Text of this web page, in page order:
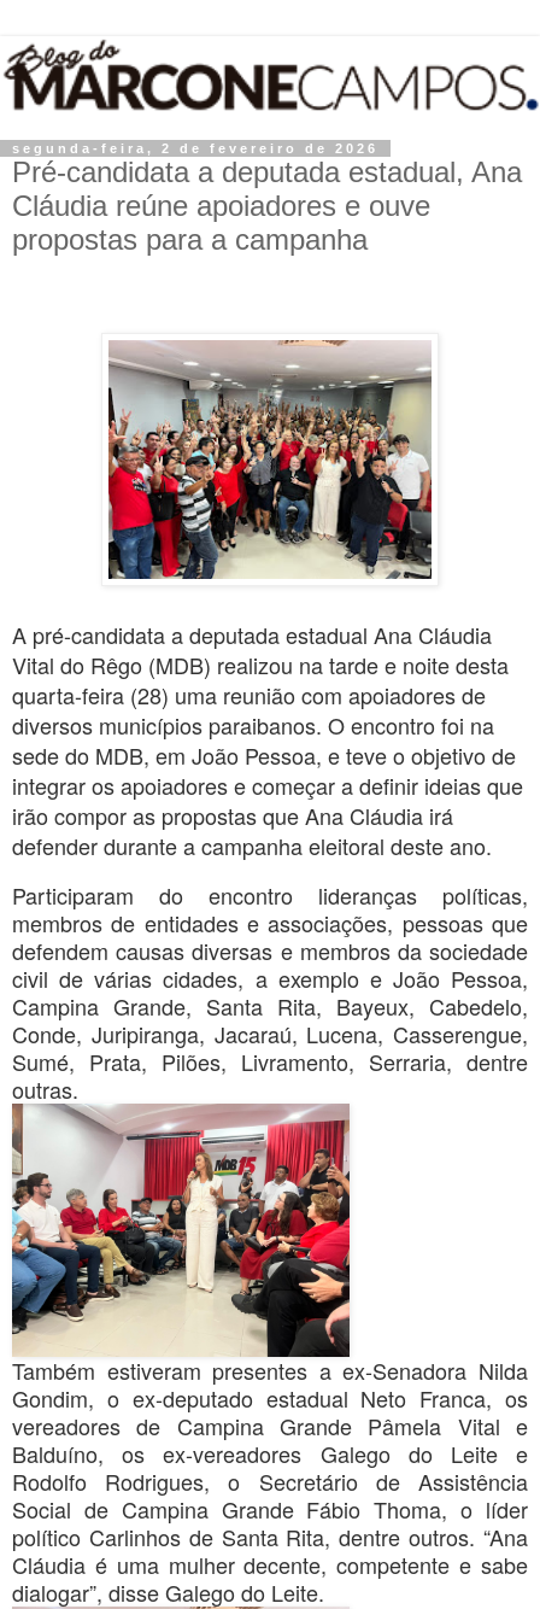
segunda-feira, 2 de fevereiro de 2026
Pré-candidata a deputada estadual, Ana
Cláudia reúne apoiadores e ouve
propostas para a campanha
A pré-candidata a deputada estadual Ana Cláudia
Vital do Rêgo (MDB) realizou na tarde e noite desta
quarta-feira (28) uma reunião com apoiadores de
diversos municípios paraibanos. O encontro foi na
sede do MDB, em João Pessoa, e teve o objetivo de
integrar os apoiadores e começar a definir ideias que
irão compor as propostas que Ana Cláudia irá
defender durante a campanha eleitoral deste ano.
Participaram do encontro lideranças políticas,
membros de entidades e associações, pessoas que
defendem causas diversas e membros da sociedade
civil de várias cidades, a exemplo e João Pessoa,
Campina Grande, Santa Rita, Bayeux, Cabedelo,
Conde, Juripiranga, Jacaraú, Lucena, Casserengue,
Sumé, Prata, Pilões, Livramento, Serraria, dentre
outras.
Também estiveram presentes a ex-Senadora Nilda
Gondim, o ex-deputado estadual Neto Franca, os
vereadores de Campina Grande Pâmela Vital e
Balduíno, os ex-vereadores Galego do Leite e
Rodolfo Rodrigues, o Secretário de Assistência
Social de Campina Grande Fábio Thoma, o líder
político Carlinhos de Santa Rita, dentre outros. “Ana
Cláudia é uma mulher decente, competente e sabe
dialogar”, disse Galego do Leite.